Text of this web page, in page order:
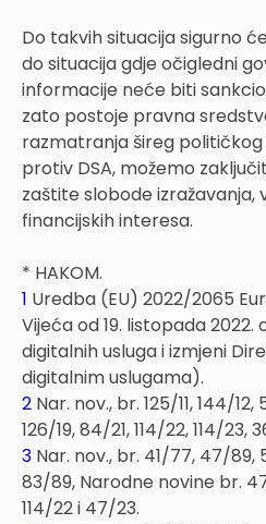
Do takvih situacija sigurno
do situacija gdje očigledni
informacije neće biti
zato postoje pravna
razmatranja šireg
protiv DSA, možemo
zaštite slobode izražavanja,
financijskih interesa.
* HAKOM.
1 Uredba (EU) 2022/2065
Vijeća od 19. listopada
digitalnih usluga i izmjeni
digitalnim uslugama).
2 Nar. nov., br. 125/11, 144/12,
126/19, 84/21, 114/22, 114/23,
3 Nar. nov., br. 41/77, 47/89,
83/89, Narodne novine br.
114/22 i 47/23.